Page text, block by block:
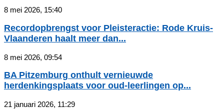
8 mei 2026, 15:40
Recordopbrengst voor Pleisteractie: Rode Kruis-
Vlaanderen haalt meer dan...
8 mei 2026, 09:54
BA Pitzemburg onthult vernieuwde
herdenkingsplaats voor oud-leerlingen op...
21 januari 2026, 11:29